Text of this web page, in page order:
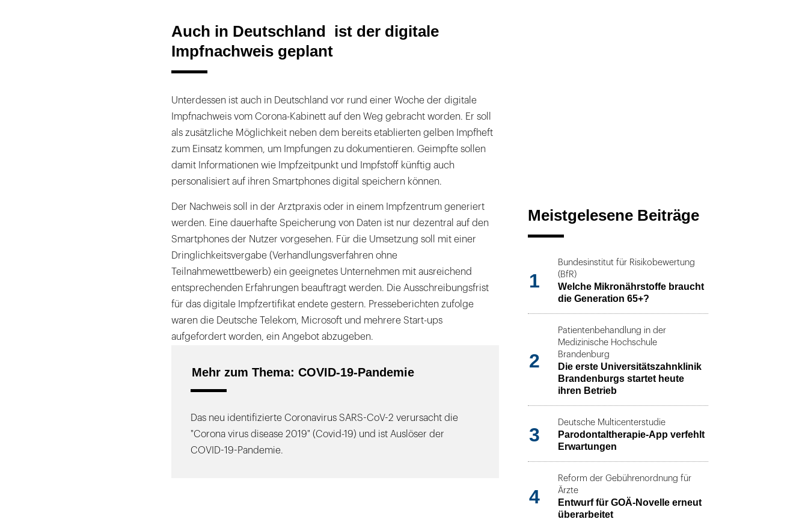
Auch in Deutschland ist der digitale
Impfnachweis geplant
Unterdessen ist auch in Deutschland vor rund einer Woche der digitale
Impfnachweis vom Corona-Kabinett auf den Weg gebracht worden. Er soll
als zusätzliche Möglichkeit neben dem bereits etablierten gelben Impfheft
zum Einsatz kommen, um Impfungen zu dokumentieren. Geimpfte sollen
damit Informationen wie Impfzeitpunkt und Impfstoff künftig auch
personalisiert auf ihren Smartphones digital speichern können.
Der Nachweis soll in der Arztpraxis oder in einem Impfzentrum generiert
werden. Eine dauerhafte Speicherung von Daten ist nur dezentral auf den
Smartphones der Nutzer vorgesehen. Für die Umsetzung soll mit einer
Dringlichkeitsvergabe (Verhandlungsverfahren ohne
Teilnahmewettbewerb) ein geeignetes Unternehmen mit ausreichend
entsprechenden Erfahrungen beauftragt werden. Die Ausschreibungsfrist
für das digitale Impfzertifikat endete gestern. Presseberichten zufolge
waren die Deutsche Telekom, Microsoft und mehrere Start-ups
aufgefordert worden, ein Angebot abzugeben.
Mehr zum Thema: COVID-19-Pandemie
Das neu identifizierte Coronavirus SARS-CoV-2 verursacht die
"Corona virus disease 2019" (Covid-19) und ist Auslöser der
COVID-19-Pandemie.
Meistgelesene Beiträge
1
Bundesinstitut für Risikobewertung
(BfR)
Welche Mikronährstoffe braucht
die Generation 65+?
2
Patientenbehandlung in der
Medizinische Hochschule
Brandenburg
Die erste Universitätszahnklinik
Brandenburgs startet heute
ihren Betrieb
3
Deutsche Multicenterstudie
Parodontaltherapie-App verfehlt
Erwartungen
4
Reform der Gebührenordnung für
Ärzte
Entwurf für GOÄ-Novelle erneut
überarbeitet